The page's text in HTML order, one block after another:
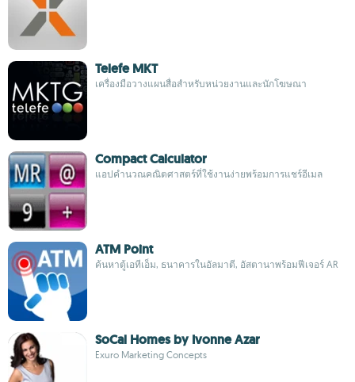
Telefe MKT
เครื่องมือวางแผนสื่อสำหรับหน่วยงานและนักโฆษณา
Compact Calculator
แอปคำนวณคณิตศาสตร์ที่ใช้งานง่ายพร้อมการแชร์อีเมล
ATM Point
ค้นหาตู้เอทีเอ็ม, ธนาคารในอัลมาตี, อัสตานาพร้อมฟีเจอร์ AR
SoCal Homes by Ivonne Azar
Exuro Marketing Concepts